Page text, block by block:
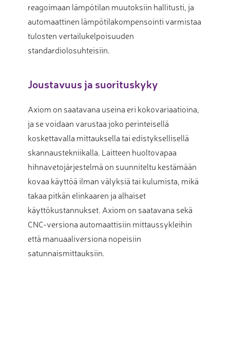
reagoimaan lämpötilan muutoksiin hallitusti, ja
automaattinen lämpötilakompensointi varmistaa
tulosten vertailukelpoisuuden
standardiolosuhteisiin.
Joustavuus ja suorituskyky
Axiom on saatavana useina eri kokovariaatioina,
ja se voidaan varustaa joko perinteisellä
koskettavalla mittauksella tai edistyksellisellä
skannaustekniikalla. Laitteen huoltovapaa
hihnavetojärjestelmä on suunniteltu kestämään
kovaa käyttöä ilman välyksiä tai kulumista, mikä
takaa pitkän elinkaaren ja alhaiset
käyttökustannukset. Axiom on saatavana sekä
CNC-versiona automaattisiin mittaussykleihin
että manuaaliversiona nopeisiin
satunnaismittauksiin.